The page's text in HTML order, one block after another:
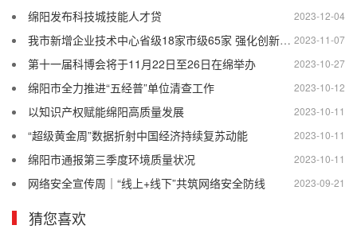
2023-12-04
绵阳发布科技城技能人才贷
2023-11-07
我市新增企业技术中心省级18家市级65家 强化创新主体地位 增强技术创新能力
2023-10-27
第十一届科博会将于11月22日至26日在绵举办
2023-10-12
绵阳市全力推进“五经普”单位清查工作
2023-10-11
以知识产权赋能绵阳高质量发展
2023-10-11
“超级黄金周”数据折射中国经济持续复苏动能
2023-10-11
绵阳市通报第三季度环境质量状况
2023-09-21
网络安全宣传周｜“线上+线下”共筑网络安全防线
猜您喜欢